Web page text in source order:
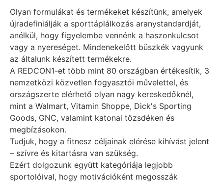
Olyan formulákat és termékeket készítünk, amelyek
újradefiniálják a sporttáplálkozás aranystandardját,
anélkül, hogy figyelembe vennénk a haszonkulcsot
vagy a nyereséget. Mindenekelőtt büszkék vagyunk
az általunk készített termékekre.
A REDCON1-et több mint 80 országban értékesítik, 3
nemzetközi közvetlen fogyasztói művelettel, és
országszerte elérhető olyan nagy kereskedőknél,
mint a Walmart, Vitamin Shoppe, Dick's Sporting
Goods, GNC, valamint katonai tőzsdéken és
megbízásokon.
Tudjuk, hogy a fitnesz céljainak elérése kihívást jelent
– ​​szívre és kitartásra van szükség.
Ezért dolgozunk együtt kategóriája legjobb
sportolóival, hogy motivációként megosszák